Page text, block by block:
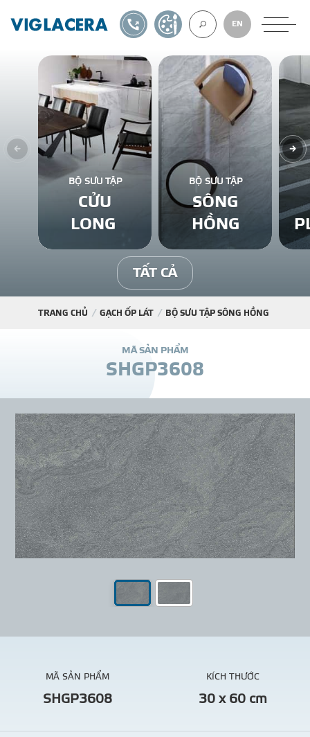
VỀ CHÚNG
GẠCH ỐP LÁT
BÊ TÔNG KHÍ
NGÓI LỢP
THƯ
TIN SỰ KIỆN
TIN CHUYÊN MÔN
EN
1900561582TỰ THIẾT KẾ
BỘ SƯU TẬP
CỬU
LONG
BỘ SƯU TẬP
SÔNG
HỒNG
TẤT CẢ
TRANG CHỦ GẠCH ỐP LÁT BỘ SƯU TẬP SÔNG HỒNG
MÃ SẢN PHẨM
SHGP3608
MÃ SẢN PHẨM
SHGP3608
KÍCH THƯỚC
30 x 60 cm